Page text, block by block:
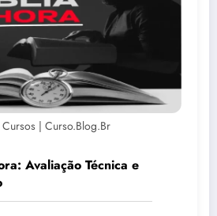
Cursos | Curso.blog.br
Avaliação Técnica e